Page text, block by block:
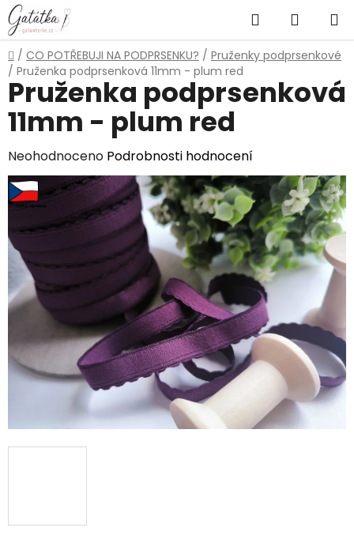
Přejít
na
obsah
Hledat
KOŠÍK
Domů
/ CO POTŘEBUJI NA PODPRSENKU? / Pruženky podprsenkové
/ Pruženka podprsenková 11mm - plum red
Pruženka podprsenková
11mm - plum red
Průměrné
hodnocení
produktu
0,0
hvězdiček.
Neohodnoceno Podrobnosti hodnocení